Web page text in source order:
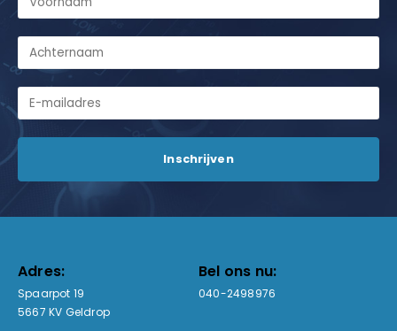
Adres:
Spaarpot 19
5667 KV Geldrop
Bel ons nu:
040-2498976